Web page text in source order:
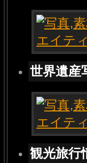
世界遺産
観光旅行